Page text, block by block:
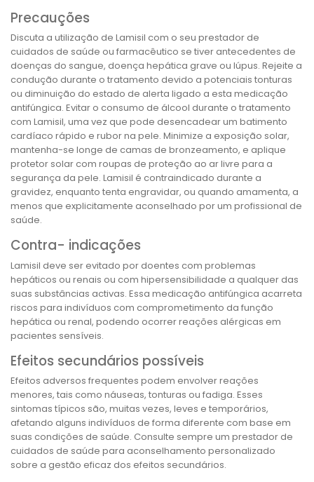
Precauções
Discuta a utilização de Lamisil com o seu prestador de
cuidados de saúde ou farmacêutico se tiver antecedentes de
doenças do sangue, doença hepática grave ou lúpus. Rejeite a
condução durante o tratamento devido a potenciais tonturas
ou diminuição do estado de alerta ligado a esta medicação
antifúngica. Evitar o consumo de álcool durante o tratamento
com Lamisil, uma vez que pode desencadear um batimento
cardíaco rápido e rubor na pele. Minimize a exposição solar,
mantenha-se longe de camas de bronzeamento, e aplique
protetor solar com roupas de proteção ao ar livre para a
segurança da pele. Lamisil é contraindicado durante a
gravidez, enquanto tenta engravidar, ou quando amamenta, a
menos que explicitamente aconselhado por um profissional de
saúde.
Contra- indicações
Lamisil deve ser evitado por doentes com problemas
hepáticos ou renais ou com hipersensibilidade a qualquer das
suas substâncias activas. Essa medicação antifúngica acarreta
riscos para indivíduos com comprometimento da função
hepática ou renal, podendo ocorrer reações alérgicas em
pacientes sensíveis.
Efeitos secundários possíveis
Efeitos adversos frequentes podem envolver reações
menores, tais como náuseas, tonturas ou fadiga. Esses
sintomas típicos são, muitas vezes, leves e temporários,
afetando alguns indivíduos de forma diferente com base em
suas condições de saúde. Consulte sempre um prestador de
cuidados de saúde para aconselhamento personalizado
sobre a gestão eficaz dos efeitos secundários.